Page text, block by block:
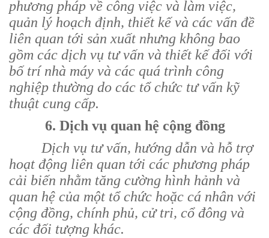
phương pháp về công việc và làm việc,
quản lý hoạch định, thiết kế và các vấn đề
liên quan tới sản xuất nhưng không bao
gồm các dịch vụ tư vấn và thiết kế đối với
bố trí nhà máy và các quá trình công
nghiệp thường do các tổ chức tư vấn kỹ
thuật cung cấp.
6. Dịch vụ quan hệ cộng đồng
Dịch vụ tư vấn, hướng dẫn và hỗ trợ
hoạt động liên quan tới các phương pháp
cải biến nhằm tăng cường hình hảnh và
quan hệ của một tổ chức hoặc cá nhân với
cộng đồng, chính phủ, cử tri, cổ đông và
các đối tượng khác.